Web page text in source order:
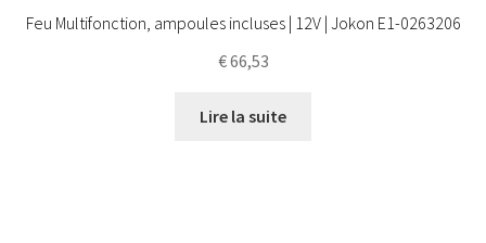
Feu Multifonction, ampoules incluses | 12V | Jokon E1-0263206
€66,53
Lire la suite